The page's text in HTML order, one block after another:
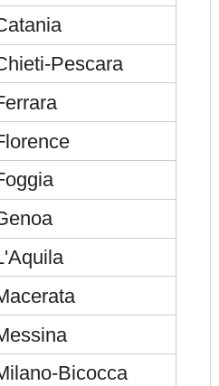
Pescara
Bicocca